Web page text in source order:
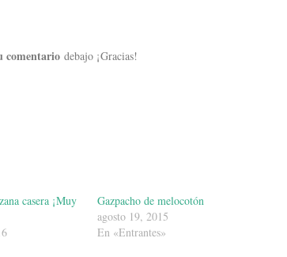
comentario debajo ¡Gracias!
casera ¡Muy
Gazpacho de melocotón
agosto 19, 2015
En «Entrantes»